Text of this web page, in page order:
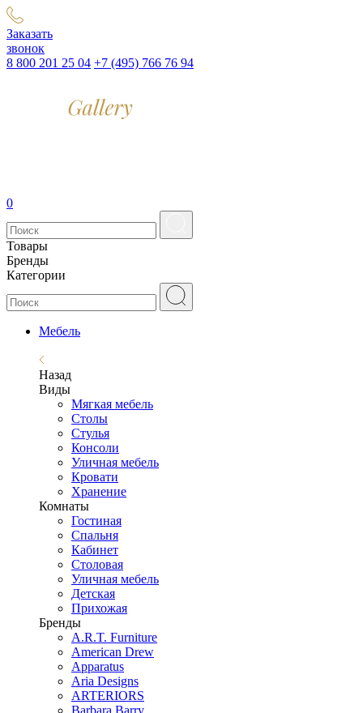
Заказать
звонок
8 800 201 25 04 +7 (495) 766 76 94
0
Товары
Бренды
Категории
Мебель
Назад
Виды
Мягкая мебель
Столы
Стулья
Консоли
Уличная мебель
Кровати
Хранение
Комнаты
Гостиная
Спальня
Кабинет
Столовая
Уличная мебель
Детская
Прихожая
Бренды
A.R.T. Furniture
American Drew
Apparatus
Aria Designs
ARTERIORS
Barbara Barry